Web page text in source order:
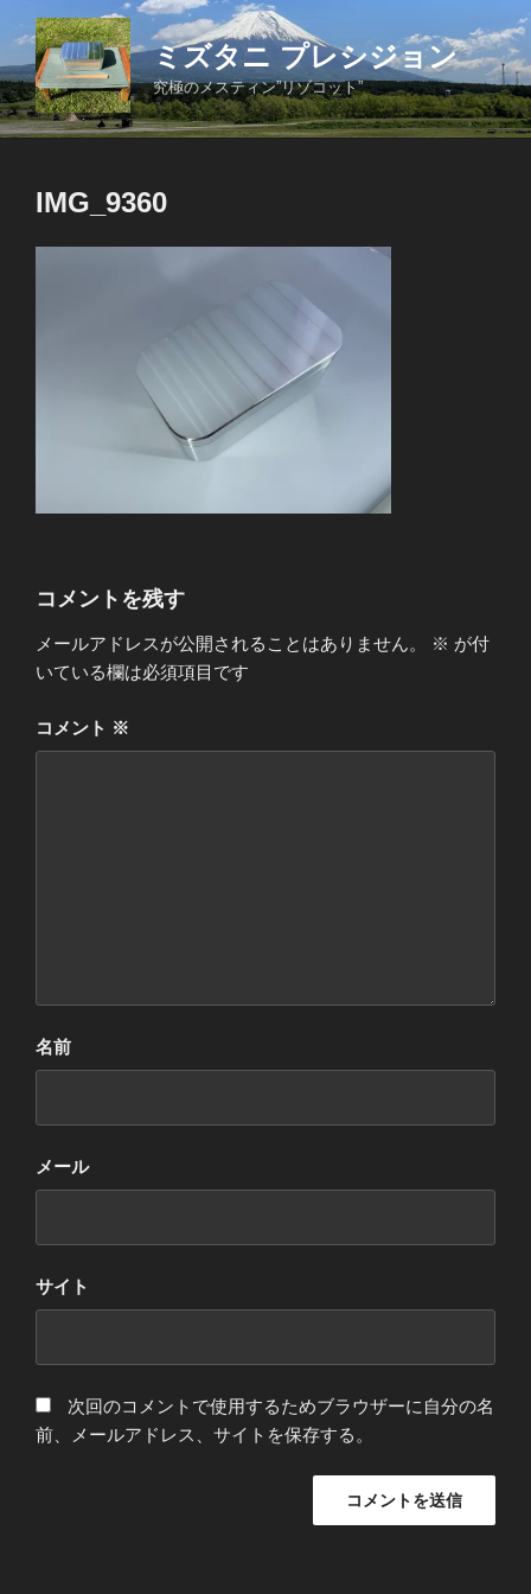
ン
テ
ン
ツ
ミズタニ プレシジョン
究極のメスティン”リゾコット”
IMG_9360
コメントを残す
メールアドレスが公開されることはありません。 ※ が付
いている欄は必須項目です
コメント ※
名前
メール
サイト
次回のコメントで使用するためブラウザーに自分の名
前、メールアドレス、サイトを保存する。